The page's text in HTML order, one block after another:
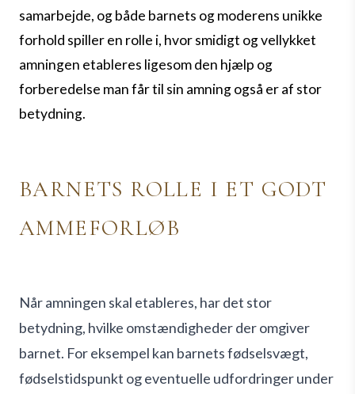
samarbejde, og både barnets og moderens unikke
forhold spiller en rolle i, hvor smidigt og vellykket
amningen etableres ligesom den hjælp og
forberedelse man får til sin amning også er af stor
betydning.
BARNETS ROLLE I ET GODT
AMMEFORLØB
Når amningen skal etableres, har det stor
betydning, hvilke omstændigheder der omgiver
barnet. For eksempel kan barnets fødselsvægt,
fødselstidspunkt og eventuelle udfordringer under